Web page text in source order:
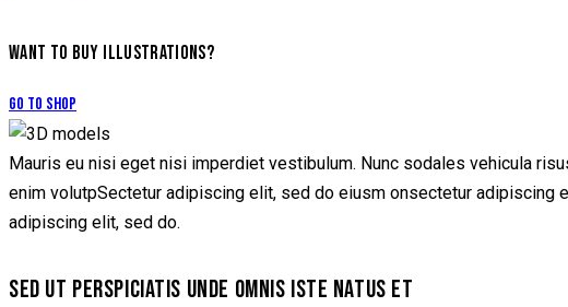
WANT TO BUY ILLUSTRATIONS?
Go to Shop
Mauris eu nisi eget nisi imperdiet vestibulum. Nunc sodales vehicula
enim volutpSectetur adipiscing elit, sed do eiusm onsectetur adipiscing
adipiscing elit, sed do.
SED UT PERSPICIATIS UNDE OMNIS ISTE NATUS ET